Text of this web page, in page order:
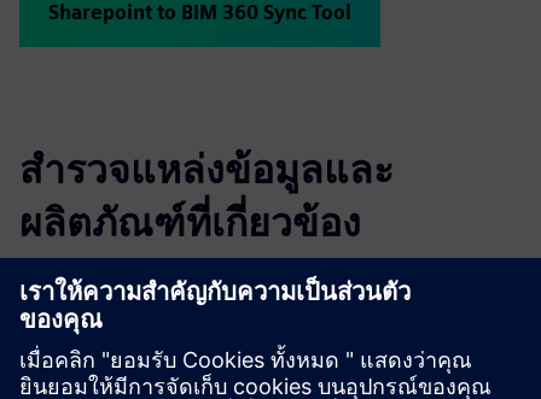
Sharepoint to BIM 360 Sync Tool
สำรวจแหล่งข้อมูลและ
ผลิตภัณฑ์ที่เกี่ยวข้อง
ข้อมูลและแหล่งข้อมูลเพิ่มเติม
Website: ioSync